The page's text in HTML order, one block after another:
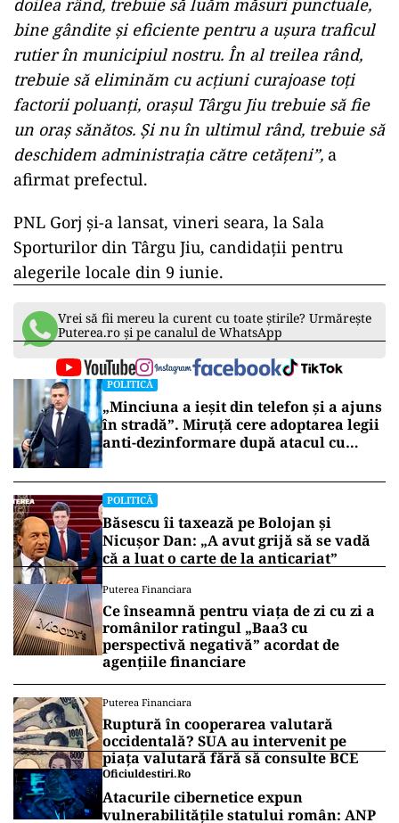
doilea rând, trebuie să luăm măsuri punctuale,
bine gândite şi eficiente pentru a uşura traficul
rutier în municipiul nostru. În al treilea rând,
trebuie să eliminăm cu acţiuni curajoase toţi
factorii poluanţi, oraşul Târgu Jiu trebuie să fie
un oraş sănătos. Şi nu în ultimul rând, trebuie să
deschidem administraţia către cetăţeni”, a
afirmat prefectul.
PNL Gorj şi-a lansat, vineri seara, la Sala
Sporturilor din Târgu Jiu, candidaţii pentru
alegerile locale din 9 iunie.
Vrei să fii mereu la curent cu toate știrile? Urmărește
Puterea.ro și pe canalul de WhatsApp
POLITICĂ
„Minciuna a ieșit din telefon și a ajuns
în stradă”. Miruță cere adoptarea legii
anti-dezinformare după atacul cu
POLITICĂ
Băsescu îi taxează pe Bolojan și
Nicușor Dan: „A avut grijă să se vadă
că a luat o carte de la anticariat”
Puterea Financiara
Ce înseamnă pentru viața de zi cu zi a
românilor ratingul „Baa3 cu
perspectivă negativă” acordat de
agențiile financiare
Puterea Financiara
Ruptură în cooperarea valutară
occidentală? SUA au intervenit pe
piața valutară fără să consulte BCE
Oficiuldestiri.ro
Atacurile cibernetice expun
vulnerabilitățile statului român: ANP